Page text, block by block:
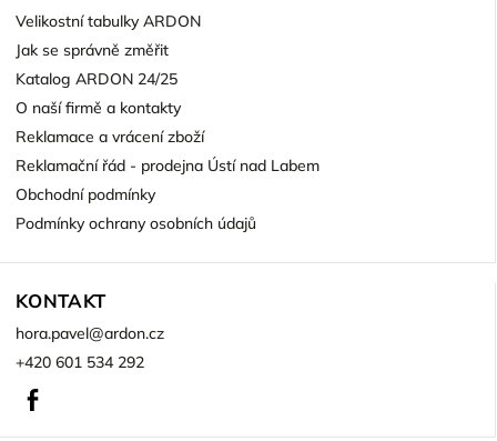
Velikostní tabulky ARDON
Jak se správně změřit
Katalog ARDON 24/25
O naší firmě a kontakty
Reklamace a vrácení zboží
Reklamační řád - prodejna Ústí nad Labem
Obchodní podmínky
Podmínky ochrany osobních údajů
KONTAKT
hora.pavel@ardon.cz
+420 601 534 292